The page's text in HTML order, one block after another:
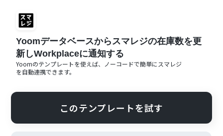
Yoomデータベースからスマレジの在庫数を更
新しWorkplaceに通知する
Yoomのテンプレートを使えば、ノーコードで簡単に スマレジ
を自動連携できます。
このテンプレートを試す